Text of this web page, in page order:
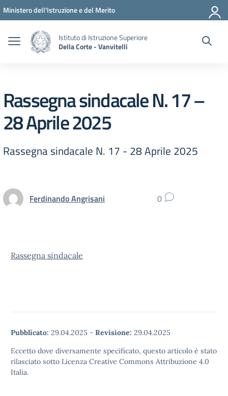
Vai ai contenuti
Vai al menu di navigazione
Vai al footer
Ministero dell'Istruzione e del Merito
Istituto di Istruzione Superiore
Della Corte - Vanvitelli
Rassegna sindacale N. 17 –
28 Aprile 2025
Rassegna sindacale N. 17 - 28 Aprile 2025
Ferdinando Angrisani 0
Rassegna sindacale
Pubblicato: 29.04.2025 - Revisione: 29.04.2025
Eccetto dove diversamente specificato, questo articolo è stato
rilasciato sotto Licenza Creative Commons Attribuzione 4.0
Italia.